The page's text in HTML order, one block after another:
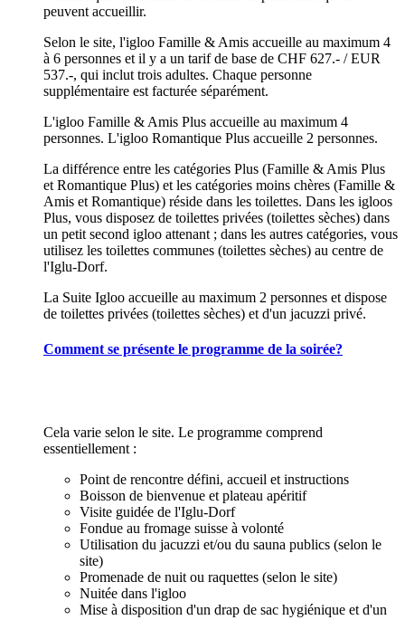
peuvent accueillir.
Selon le site, l'igloo Famille & Amis accueille au maximum 4
à 6 personnes et il y a un tarif de base de CHF 627.- / EUR
537.-, qui inclut trois adultes. Chaque personne
supplémentaire est facturée séparément.
L'igloo Famille & Amis Plus accueille au maximum 4
personnes. L'igloo Romantique Plus accueille 2 personnes.
La différence entre les catégories Plus (Famille & Amis Plus
et Romantique Plus) et les catégories moins chères (Famille &
Amis et Romantique) réside dans les toilettes. Dans les igloos
Plus, vous disposez de toilettes privées (toilettes sèches) dans
un petit second igloo attenant ; dans les autres catégories, vous
utilisez les toilettes communes (toilettes sèches) au centre de
l'Iglu-Dorf.
La Suite Igloo accueille au maximum 2 personnes et dispose
de toilettes privées (toilettes sèches) et d'un jacuzzi privé.
Comment se présente le programme de la soirée?
Cela varie selon le site. Le programme comprend
essentiellement :
Point de rencontre défini, accueil et instructions
Boisson de bienvenue et plateau apéritif
Visite guidée de l'Iglu-Dorf
Fondue au fromage suisse à volonté
Utilisation du jacuzzi et/ou du sauna publics (selon le
site)
Promenade de nuit ou raquettes (selon le site)
Nuitée dans l'igloo
Mise à disposition d'un drap de sac hygiénique et d'un